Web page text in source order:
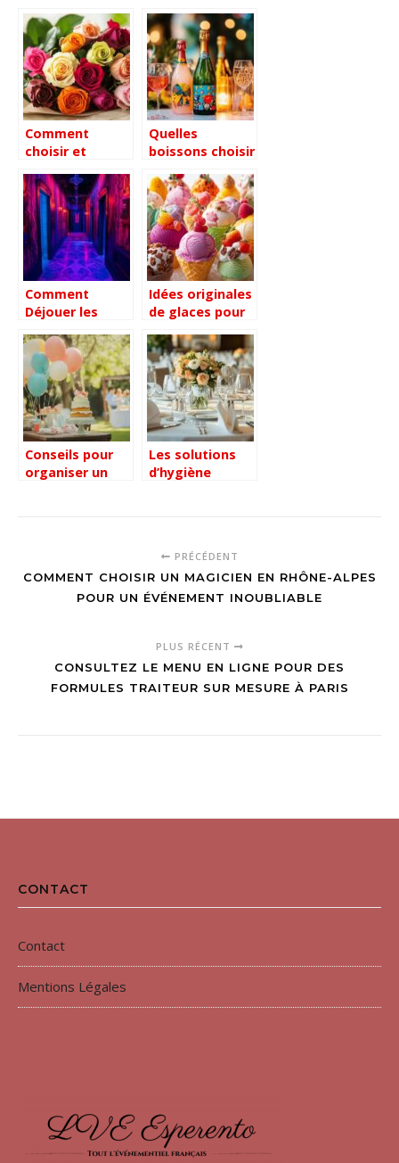
les secrets d’un
traiteur
professionnel
experimente
Noel : 10
secrets de
professionnels
pour enchanter
vos clients
Comment
choisir et
livraisons de
roses pour
chaque
occasion ?
Quelles
boissons choisir
d’anniversaire
en famille ?
Comment
Déjouer les
l’Escape Game
SAW – Escape
Gamer –
Trouvez votre
escape game
Idées originales
de glaces pour
invités cet été :
5 recettes
véganes ultra-
crémeuses
Conseils pour
organiser un
Les solutions
d’hygiène
PRÉCÉDENT
COMMENT CHOISIR UN MAGICIEN EN RHÔNE-ALPES
POUR UN ÉVÉNEMENT INOUBLIABLE
PLUS RÉCENT
CONSULTEZ LE MENU EN LIGNE POUR DES
FORMULES TRAITEUR SUR MESURE À PARIS
CONTACT
Contact
Mentions Légales